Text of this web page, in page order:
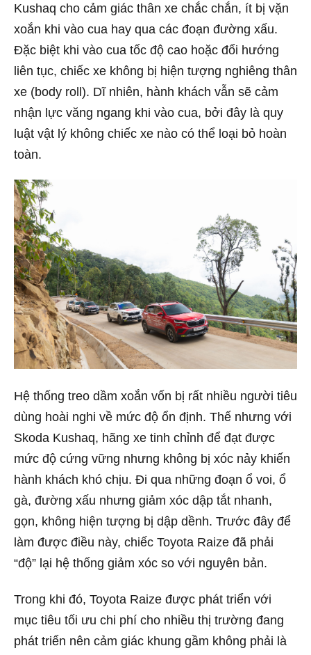
Kushaq cho cảm giác thân xe chắc chắn, ít bị vặn
xoắn khi vào cua hay qua các đoạn đường xấu.
Đặc biệt khi vào cua tốc độ cao hoặc đổi hướng
liên tục, chiếc xe không bị hiện tượng nghiêng thân
xe (body roll). Dĩ nhiên, hành khách vẫn sẽ cảm
nhận lực văng ngang khi vào cua, bởi đây là quy
luật vật lý không chiếc xe nào có thể loại bỏ hoàn
toàn.
Hệ thống treo dầm xoắn vốn bị rất nhiều người tiêu
dùng hoài nghi về mức độ ổn định. Thế nhưng với
Skoda Kushaq, hãng xe tinh chỉnh để đạt được
mức độ cứng vững nhưng không bị xóc nảy khiến
hành khách khó chịu. Đi qua những đoạn ổ voi, ổ
gà, đường xấu nhưng giảm xóc dập tắt nhanh,
gọn, không hiện tượng bị dập dềnh. Trước đây để
làm được điều này, chiếc Toyota Raize đã phải
“độ” lại hệ thống giảm xóc so với nguyên bản.
Trong khi đó, Toyota Raize được phát triển với
mục tiêu tối ưu chi phí cho nhiều thị trường đang
phát triển nên cảm giác khung gầm không phải là